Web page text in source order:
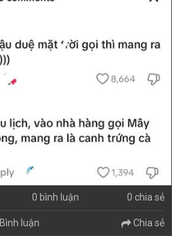
0 bình luận 0 chia sẻ
Bình luận Chia sẻ